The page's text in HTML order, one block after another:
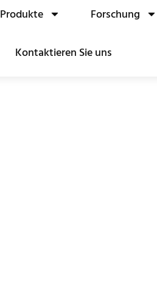
Produkte Forschung
Kontaktieren Sie uns